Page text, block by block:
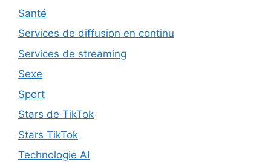
Santé
Services de diffusion en continu
Services de streaming
Sexe
Sport
Stars de TikTok
Stars TikTok
Technologie AI